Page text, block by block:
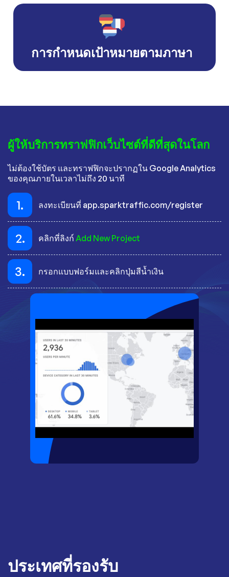
การกำหนดเป้าหมายตามภาษา
ผู้ให้บริการทราฟฟิกเว็บไซต์ที่ดีที่สุดในโลก
ไม่ต้องใช้บัตร และทราฟฟิกจะปรากฏใน Google Analytics
ของคุณภายในเวลาไม่ถึง 20 นาที
1. ลงทะเบียนที่ app.sparktraffic.com/register
2. คลิกที่ลิงก์ Add New Project
3. กรอกแบบฟอร์มและคลิกปุ่มสีน้ำเงิน
ประเทศที่รองรับ